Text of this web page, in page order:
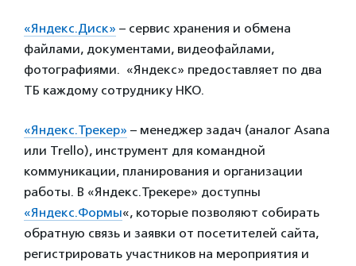
«Яндекс.Диск» – сервис хранения и обмена
файлами, документами, видеофайлами,
фотографиями. «Яндекс» предоставляет по два
ТБ каждому сотруднику НКО.
«Яндекс.Трекер» – менеджер задач (аналог Asana
или Trello), инструмент для командной
коммуникации, планирования и организации
работы. В «Яндекс.Трекере» доступны
«Яндекс.Формы«, которые позволяют собирать
обратную связь и заявки от посетителей сайта,
регистрировать участников на мероприятия и